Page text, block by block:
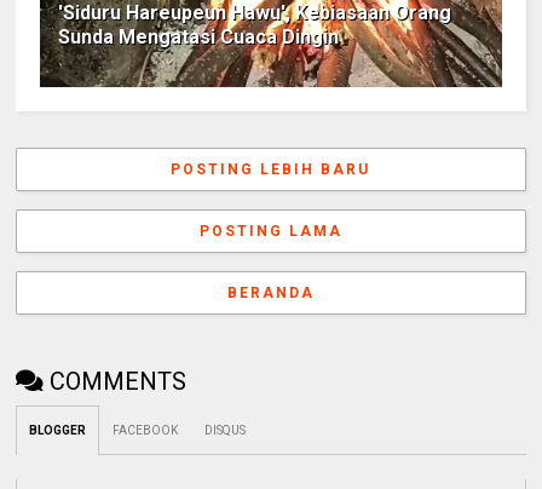
'Siduru Hareupeun Hawu', Kebiasaan Orang
Sunda Mengatasi Cuaca Dingin
POSTING LEBIH BARU
POSTING LAMA
BERANDA
COMMENTS
BLOGGER FACEBOOK DISQUS